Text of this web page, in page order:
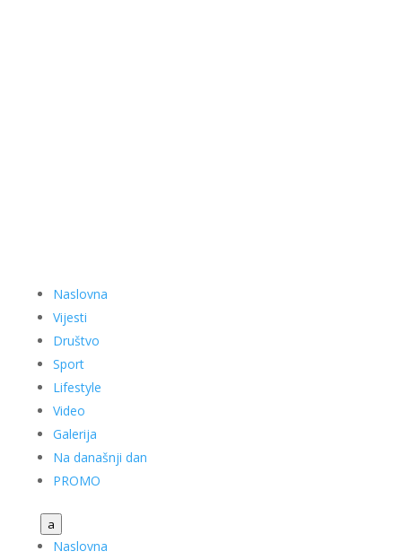
Naslovna
Vijesti
Društvo
Sport
Lifestyle
Video
Galerija
Na današnji dan
PROMO
a
Naslovna